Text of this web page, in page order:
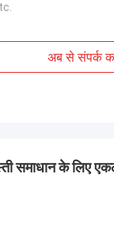
अब से संपर्क
समाधान के लिए